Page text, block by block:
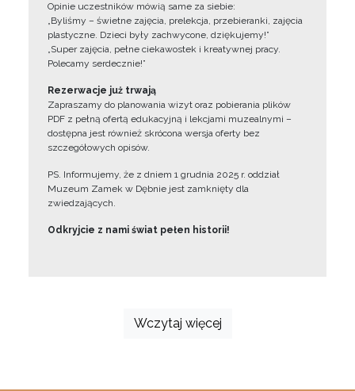
Opinie uczestników mówią same za siebie:
„Byliśmy – świetne zajęcia, prelekcja, przebieranki, zajęcia
plastyczne. Dzieci były zachwycone, dziękujemy!”
„Super zajęcia, pełne ciekawostek i kreatywnej pracy.
Polecamy serdecznie!”
Rezerwacje już trwają
Zapraszamy do planowania wizyt oraz pobierania plików
PDF z pełną ofertą edukacyjną i lekcjami muzealnymi –
dostępna jest również skrócona wersja oferty bez
szczegółowych opisów.
PS. Informujemy, że z dniem 1 grudnia 2025 r. oddział
Muzeum Zamek w Dębnie jest zamknięty dla
zwiedzających.
Odkryjcie z nami świat pełen historii!
Wczytaj więcej